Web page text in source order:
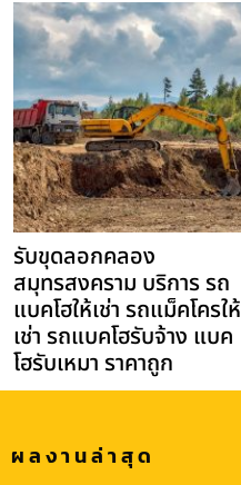
รับขุดลอกคลอง
สมุทรสงคราม บริการ รถ
แบคโฮให้เช่า รถแม็คโครให้
เช่า รถแบคโฮรับจ้าง แบค
โฮรับเหมา ราคาถูก
ผลงานล่าสุด